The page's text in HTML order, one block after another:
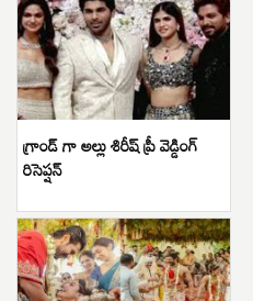
గ్రాండ్ గా అల్లు శిరీష్ ప్రీ వెడ్డింగ్
రిసెప్షన్